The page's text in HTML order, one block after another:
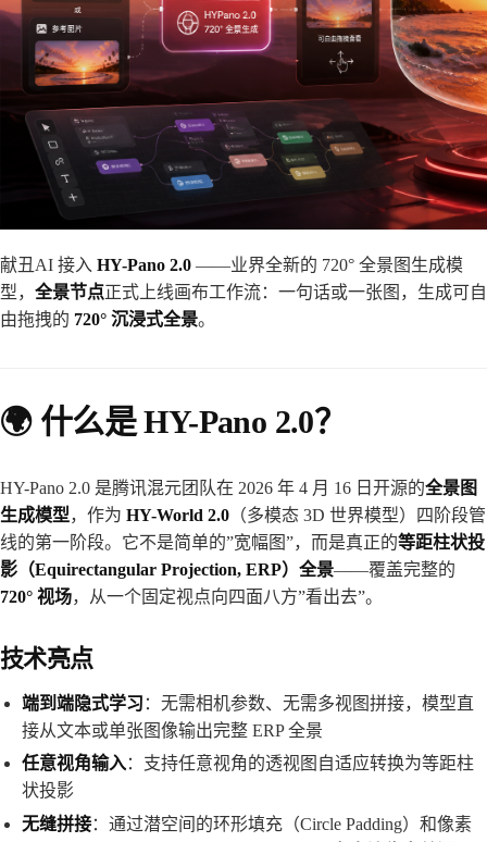
献丑AI 接入 HY-Pano 2.0 ——业界全新的 720° 全景图生成模
型， 全景节点正式上线画布工作流：一句话或一张图，生成可自
由拖拽的 720° 沉浸式全景。
🌍 什么是 HY-Pano 2.0？
HY-Pano 2.0 是腾讯混元团队在 2026 年 4 月 16 日开源的全景图
生成模型，作为 HY-World 2.0 （多模态 3D 世界模型）四阶段管
线的第一阶段。它不是简单的”宽幅图”，而是真正的等距柱状投
影（Equirectangular Projection, ERP）全景——覆盖完整的
720° 视场，从一个固定视点向四面八方”看出去”。
技术亮点
端到端隐式学习 ：无需相机参数、无需多视图拼接，模型直
接从文本或单张图像输出完整 ERP 全景
任意视角输入：支持任意视角的透视图自适应转换为等距柱
状投影
无缝拼接：通过潜空间的环形填充（Circle Padding）和像素